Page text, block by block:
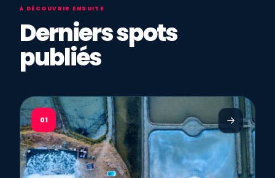
À DÉCOUVRIR ENSUITE
Derniers spots
publiés
01